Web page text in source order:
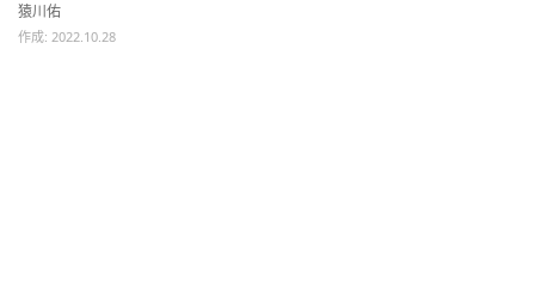
猿川佑
作成: 2022.10.28